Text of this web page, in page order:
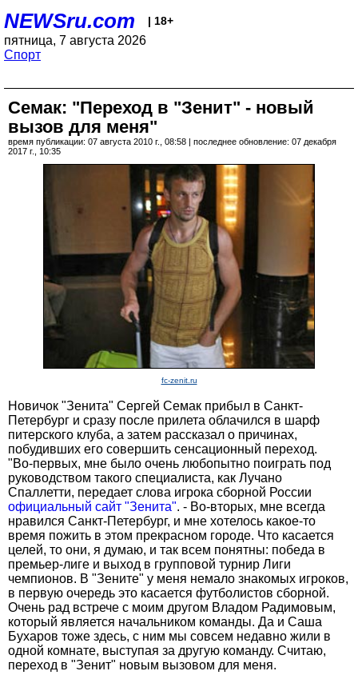
NEWSru.com | 18+
пятница, 7 августа 2026
Спорт
Семак: "Переход в "Зенит" - новый
вызов для меня"
время публикации: 07 августа 2010 г., 08:58 | последнее обновление: 07 декабря
2017 г., 10:35
fc-zenit.ru
Новичок "Зенита" Сергей Семак прибыл в Санкт-
Петербург и сразу после прилета облачился в шарф
питерского клуба, а затем рассказал о причинах,
побудивших его совершить сенсационный переход.
"Во-первых, мне было очень любопытно поиграть под
руководством такого специалиста, как Лучано
Спаллетти, передает слова игрока сборной России
официальный сайт "Зенита". - Во-вторых, мне всегда
нравился Санкт-Петербург, и мне хотелось какое-то
время пожить в этом прекрасном городе. Что касается
целей, то они, я думаю, и так всем понятны: победа в
премьер-лиге и выход в групповой турнир Лиги
чемпионов. В "Зените" у меня немало знакомых игроков,
в первую очередь это касается футболистов сборной.
Очень рад встрече с моим другом Владом Радимовым,
который является начальником команды. Да и Саша
Бухаров тоже здесь, с ним мы совсем недавно жили в
одной комнате, выступая за другую команду. Считаю,
переход в "Зенит" новым вызовом для меня.